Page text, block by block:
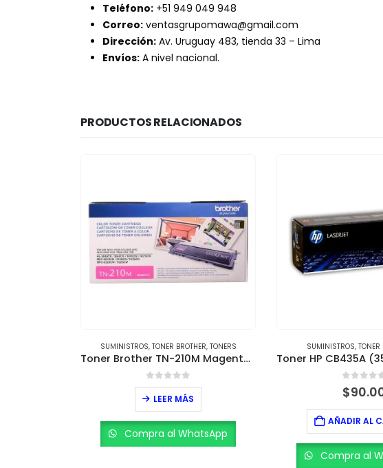
Teléfono: +51 949 049 948
Correo: ventasgrupomawa@gmail.com
Dirección: Av. Uruguay 483, tienda 33 – Lima
Envíos: A nivel nacional.
PRODUCTOS RELACIONADOS
SUMINISTROS, TONER BROTHER, TONERS
Toner Brother TN-210M Magenta – Rendimiento de 1,400 páginas
0out of 5
LEER MÁS
Compra al WhatsApp
SUMINISTROS, TONER
0out
$
AÑADIR AL
Compra al